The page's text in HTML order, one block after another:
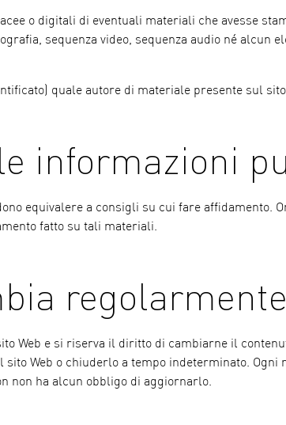
o digitali di eventuali materiali che avesse
sequenza video, sequenza audio né alcun
quale autore di materiale presente sul
informazioni
equivalere a consigli su cui fare affidamento.
fatto su tali materiali.
regolarmente
Web e si riserva il diritto di cambiarne il
Web o chiuderlo a tempo indeterminato. Ogni
non ha alcun obbligo di aggiornarlo.